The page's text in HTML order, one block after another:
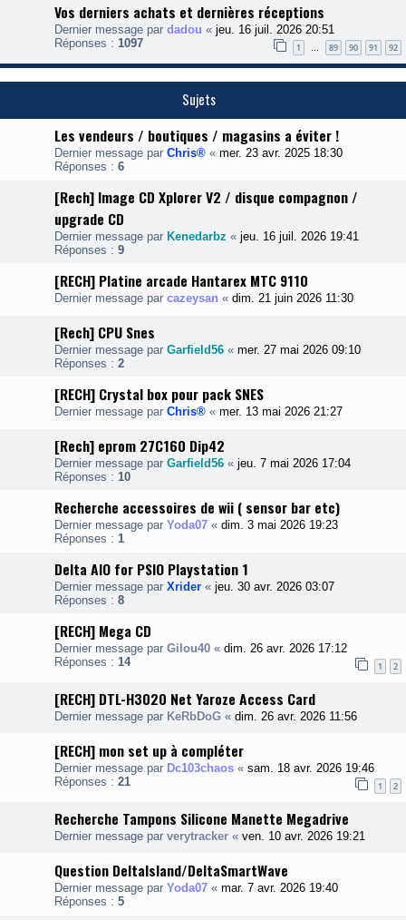
Vos derniers achats et dernières réceptions
Dernier message par dadou « jeu. 16 juil. 2026 20:51
Réponses : 1097 1 … 89 90 91 92
Sujets
Les vendeurs / boutiques / magasins a éviter !
Dernier message par Chris® « mer. 23 avr. 2025 18:30
Réponses : 6
[Rech] Image CD Xplorer V2 / disque compagnon /
upgrade CD
Dernier message par Kenedarbz « jeu. 16 juil. 2026 19:41
Réponses : 9
[RECH] Platine arcade Hantarex MTC 9110
Dernier message par cazeysan « dim. 21 juin 2026 11:30
[Rech] CPU Snes
Dernier message par Garfield56 « mer. 27 mai 2026 09:10
Réponses : 2
[RECH] Crystal box pour pack SNES
Dernier message par Chris® « mer. 13 mai 2026 21:27
[Rech] eprom 27C160 Dip42
Dernier message par Garfield56 « jeu. 7 mai 2026 17:04
Réponses : 10
Recherche accessoires de wii ( sensor bar etc)
Dernier message par Yoda07 « dim. 3 mai 2026 19:23
Réponses : 1
Delta AIO for PSIO Playstation 1
Dernier message par Xrider « jeu. 30 avr. 2026 03:07
Réponses : 8
[RECH] Mega CD
Dernier message par Gilou40 « dim. 26 avr. 2026 17:12
Réponses : 14 1 2
[RECH] DTL-H3020 Net Yaroze Access Card
Dernier message par KeRbDoG « dim. 26 avr. 2026 11:56
[RECH] mon set up à compléter
Dernier message par Dc103chaos « sam. 18 avr. 2026 19:46
Réponses : 21 1 2
Recherche Tampons Silicone Manette Megadrive
Dernier message par verytracker « ven. 10 avr. 2026 19:21
Question DeltaIsland/DeltaSmartWave
Dernier message par Yoda07 « mar. 7 avr. 2026 19:40
Réponses : 5